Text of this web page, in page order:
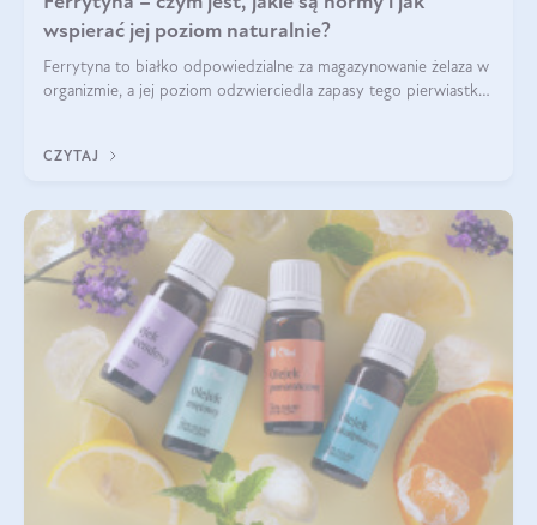
wspierać jej poziom naturalnie?
Ferrytyna to białko odpowiedzialne za magazynowanie żelaza w
organizmie, a jej poziom odzwierciedla zapasy tego pierwiastka.
funkcjonowanie (
CZYTAJ